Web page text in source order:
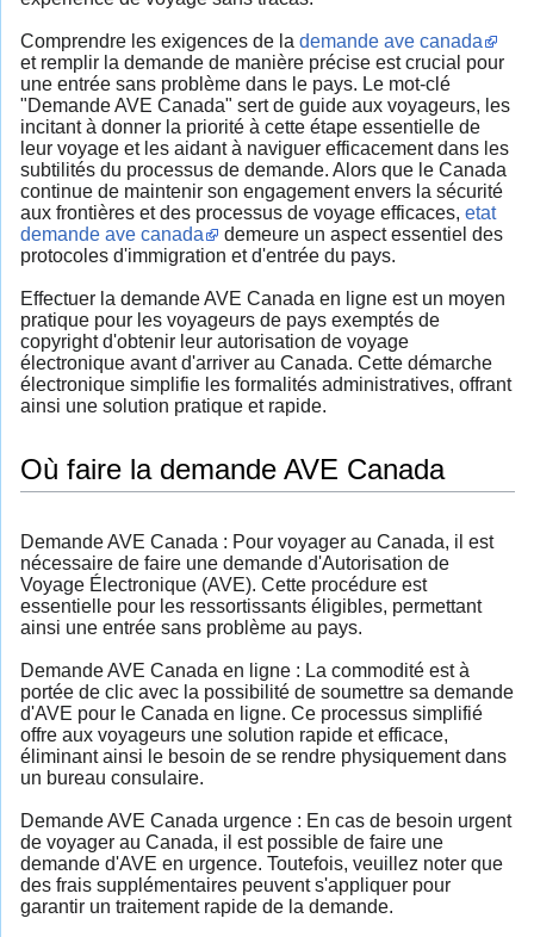
Comprendre les exigences de la demande ave canada
et remplir la demande de manière précise est crucial pour
une entrée sans problème dans le pays. Le mot-clé
"Demande AVE Canada" sert de guide aux voyageurs, les
incitant à donner la priorité à cette étape essentielle de
leur voyage et les aidant à naviguer efficacement dans les
subtilités du processus de demande. Alors que le Canada
continue de maintenir son engagement envers la sécurité
aux frontières et des processus de voyage efficaces, etat
demande ave canada
demeure un aspect essentiel des
protocoles d'immigration et d'entrée du pays.
Effectuer la demande AVE Canada en ligne est un moyen
pratique pour les voyageurs de pays exemptés de
copyright d'obtenir leur autorisation de voyage
électronique avant d'arriver au Canada. Cette démarche
électronique simplifie les formalités administratives, offrant
ainsi une solution pratique et rapide.
Où faire la demande AVE Canada
Demande AVE Canada : Pour voyager au Canada, il est
nécessaire de faire une demande d'Autorisation de
Voyage Électronique (AVE). Cette procédure est
essentielle pour les ressortissants éligibles, permettant
ainsi une entrée sans problème au pays.
Demande AVE Canada en ligne : La commodité est à
portée de clic avec la possibilité de soumettre sa demande
d'AVE pour le Canada en ligne. Ce processus simplifié
offre aux voyageurs une solution rapide et efficace,
éliminant ainsi le besoin de se rendre physiquement dans
un bureau consulaire.
Demande AVE Canada urgence : En cas de besoin urgent
de voyager au Canada, il est possible de faire une
demande d'AVE en urgence. Toutefois, veuillez noter que
des frais supplémentaires peuvent s'appliquer pour
garantir un traitement rapide de la demande.